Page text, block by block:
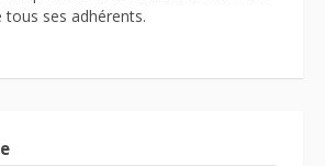
tous ses adhérents.